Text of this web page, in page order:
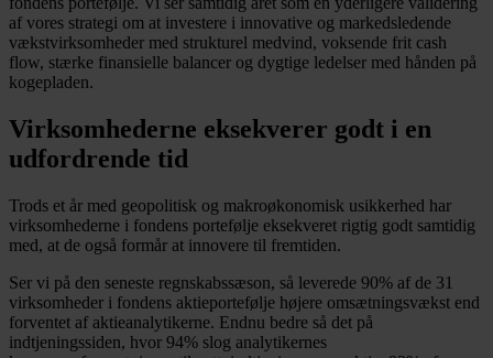
af vores strategi om at investere i innovative og markedsledende
vækstvirksomheder med strukturel medvind, voksende frit cash
flow, stærke finansielle balancer og dygtige ledelser med hånden på
kogepladen.
Virksomhederne eksekverer godt i en
udfordrende tid
Trods et år med geopolitisk og makroøkonomisk usikkerhed har
virksomhederne i fondens portefølje eksekveret rigtig godt samtidig
med, at de også formår at innovere til fremtiden.
Ser vi på den seneste regnskabssæson, så leverede 90% af de 31
virksomheder i fondens aktieportefølje højere omsætningsvækst end
forventet af aktieanalytikerne. Endnu bedre så det på
indtjeningssiden, hvor 94% slog analytikernes